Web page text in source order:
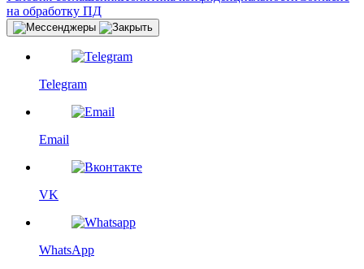
на обработку ПД
Telegram
Email
VK
WhatsApp